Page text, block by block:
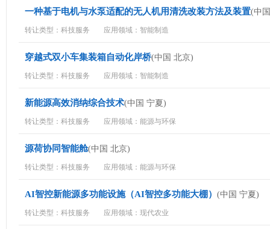
一种基于电机与水泵适配的无人机用清洗改装方法及装置(中
转让类型：科技服务 应用领域：智能制造
穿越式双小车集装箱自动化岸桥(中国 北京)
转让类型：科技服务 应用领域：智能制造
新能源高效消纳综合技术(中国 宁夏)
转让类型：科技服务 应用领域：能源与环保
源荷协同智能舱(中国 北京)
转让类型：科技服务 应用领域：能源与环保
AI智控新能源多功能设施（AI智控多功能大棚） (中国 宁夏)
转让类型：科技服务 应用领域：现代农业